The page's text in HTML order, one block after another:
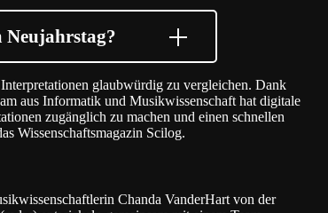
Neujahrstag?
glaubwürdig zu vergleichen. Dank
aus Informatik und Musikwissenschaft hat digitale
zugänglich zu machen und einen schnellen
Wissenschaftsmagazin Scilog.
Chanda VanderHart von der